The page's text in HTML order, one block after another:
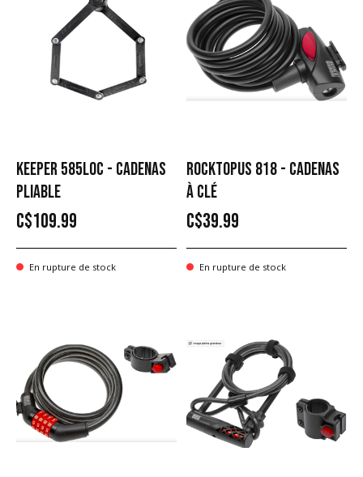
KEEPER 585LOC - CADENAS
PLIABLE
C$109.99
En rupture de stock
ROCKTOPUS 818 - CADENAS
À CLÉ
C$39.99
En rupture de stock